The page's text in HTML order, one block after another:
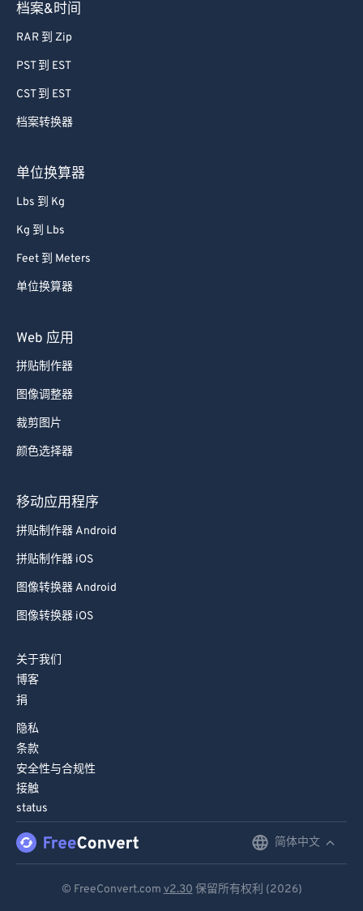
档案&时间
RAR 到 Zip
PST 到 EST
CST 到 EST
档案转换器
单位换算器
Lbs 到 Kg
Kg 到 Lbs
Feet 到 Meters
单位换算器
Web 应用
拼贴制作器
图像调整器
裁剪图片
颜色选择器
移动应用程序
拼贴制作器 Android
拼贴制作器 iOS
图像转换器 Android
图像转换器 iOS
关于我们
博客
捐
隐私
条款
安全性与合规性
接触
status
简体中文
© FreeConvert.com v2.30 保留所有权利 (2026)